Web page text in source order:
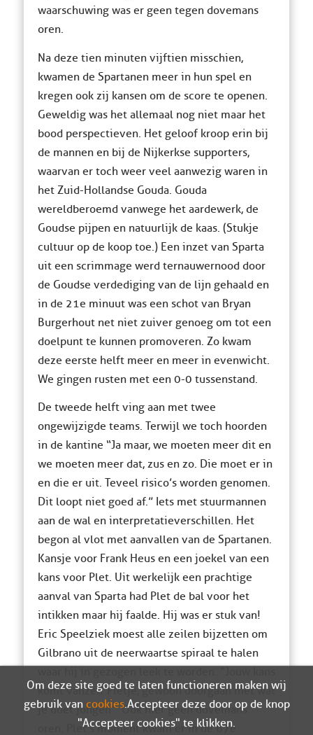
waarschuwing was er geen tegen dovemans
oren.
Na deze tien minuten vijftien misschien,
kwamen de Spartanen meer in hun spel en
kregen ook zij kansen om de score te openen.
Geweldig was het allemaal nog niet maar het
bood perspectieven. Het geloof kroop erin bij
de mannen en bij de Nijkerkse supporters,
waarvan er toch weer veel aanwezig waren in
het Zuid-Hollandse Gouda. Gouda
wereldberoemd vanwege het aardewerk, de
Goudse pijpen en natuurlijk de kaas. (Stukje
cultuur op de koop toe.) Een inzet van Sparta
uit een scrimmage werd ternauwernood door
de Goudse verdediging van de lijn gehaald en
in de 21e minuut was een schot van Bryan
Burgerhout net niet zuiver genoeg om tot een
doelpunt te kunnen promoveren. Zo kwam
deze eerste helft meer en meer in evenwicht.
We gingen rusten met een 0-0 tussenstand.
De tweede helft ving aan met twee
ongewijzigde teams. Terwijl we toch hoorden
in de kantine “Ja maar, we moeten meer dit en
we moeten meer dat, zus en zo. Die moet er in
en die er uit. Teveel risico’s worden genomen.
Dit loopt niet goed af.” Iets met stuurmannen
aan de wal en interpretatieverschillen. Het
begon al vlot met aanvallen van de Spartanen.
Kansje voor Frank Heus en een joekel van een
kans voor Plet. Uit werkelijk een prachtige
aanval van Sparta had Plet de bal voor het
intikken maar hij faalde. Hij was er stuk van!
Eric Speelziek moest alle zeilen bijzetten om
Gilbrano uit de neerwaartse spiraal te halen
komt vanzelf Pletje, gewoon doorgaan met wat
je doet jongen”. Ook hier geen dovemans
oren. Plet’s moment kwam er in de 67e
Om deze site goed te laten functioneren maken wij
gebruik van cookies. Accepteer deze door op de knop
"Accepteer cookies" te klikken.